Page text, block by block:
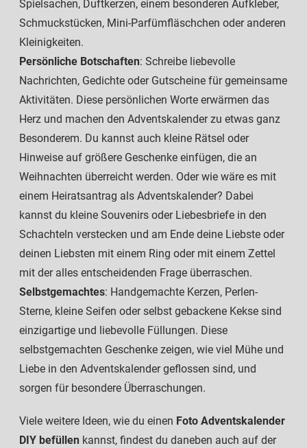
Spielsachen, Duftkerzen, einem besonderen Aufkleber,
Schmuckstücken, Mini-Parfümfläschchen oder anderen
Kleinigkeiten.
Persönliche Botschaften: Schreibe liebevolle
Nachrichten, Gedichte oder Gutscheine für gemeinsame
Aktivitäten. Diese persönlichen Worte erwärmen das
Herz und machen den Adventskalender zu etwas ganz
Besonderem. Du kannst auch kleine Rätsel oder
Hinweise auf größere Geschenke einfügen, die an
Weihnachten überreicht werden. Oder wie wäre es mit
einem Heiratsantrag als Adventskalender? Dabei
kannst du kleine Souvenirs oder Liebesbriefe in den
Schachteln verstecken und am Ende deine Liebste oder
deinen Liebsten mit einem Ring oder mit einem Zettel
mit der alles entscheidenden Frage überraschen.
Selbstgemachtes: Handgemachte Kerzen, Perlen-
Sterne, kleine Seifen oder selbst gebackene Kekse sind
einzigartige und liebevolle Füllungen. Diese
selbstgemachten Geschenke zeigen, wie viel Mühe und
Liebe in den Adventskalender geflossen sind, und
sorgen für besondere Überraschungen.
Viele weitere Ideen, wie du einen Foto Adventskalender
DIY befüllen kannst, findest du daneben auch auf der